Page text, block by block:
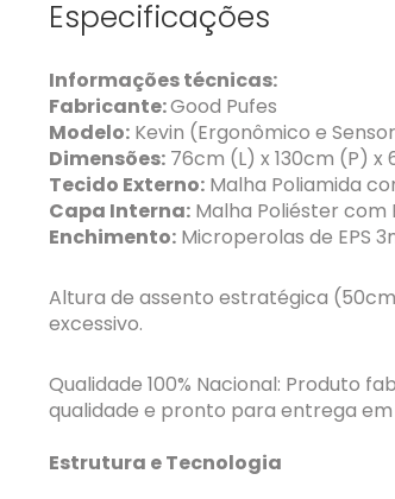
Especificações
Informações técnicas:
Fabricante:Good Pufes
Modelo: Kevin (Ergonômico e
Dimensões: 76cm (L) x 130cm (P) x
Tecido Externo: Malha Poliamida
Capa Interna: Malha Poliéster
Enchimento: Microperolas de EPS
Altura de assento estratégica
excessivo.
Qualidade 100% Nacional: Produto
qualidade e pronto para entrega
Estrutura e Tecnologia